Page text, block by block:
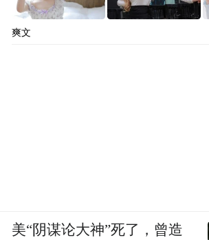
爽文
美“阴谋论大神”死了，曾造